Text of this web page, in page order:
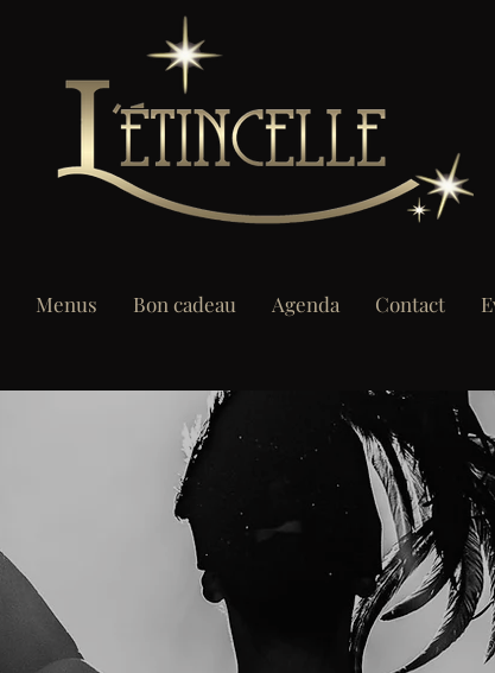
Menus Bon cadeau Agenda Contact